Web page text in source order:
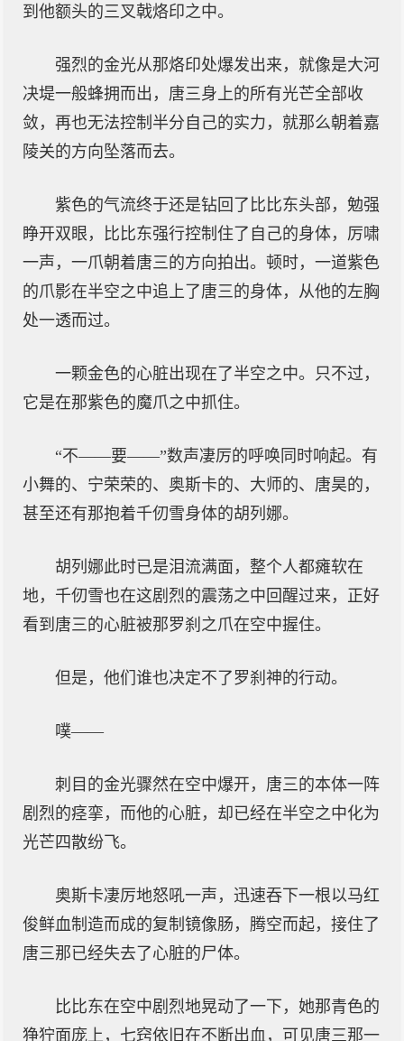
到他额头的三叉戟烙印之中。
强烈的金光从那烙印处爆发出来，就像是大河
决堤一般蜂拥而出，唐三身上的所有光芒全部收
敛，再也无法控制半分自己的实力，就那么朝着嘉
陵关的方向坠落而去。
紫色的气流终于还是钻回了比比东头部，勉强
睁开双眼，比比东强行控制住了自己的身体，厉啸
一声，一爪朝着唐三的方向拍出。顿时，一道紫色
的爪影在半空之中追上了唐三的身体，从他的左胸
处一透而过。
一颗金色的心脏出现在了半空之中。只不过，
它是在那紫色的魔爪之中抓住。
“不——要——”数声凄厉的呼唤同时响起。有
小舞的、宁荣荣的、奥斯卡的、大师的、唐昊的，
甚至还有那抱着千仞雪身体的胡列娜。
胡列娜此时已是泪流满面，整个人都瘫软在
地，千仞雪也在这剧烈的震荡之中回醒过来，正好
看到唐三的心脏被那罗刹之爪在空中握住。
但是，他们谁也决定不了罗刹神的行动。
噗——
刺目的金光骤然在空中爆开，唐三的本体一阵
剧烈的痉挛，而他的心脏，却已经在半空之中化为
光芒四散纷飞。
奥斯卡凄厉地怒吼一声，迅速吞下一根以马红
俊鲜血制造而成的复制镜像肠，腾空而起，接住了
唐三那已经失去了心脏的尸体。
比比东在空中剧烈地晃动了一下，她那青色的
狰狞面庞上，七窍依旧在不断出血，可见唐三那一